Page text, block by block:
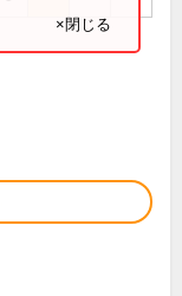
×閉じる